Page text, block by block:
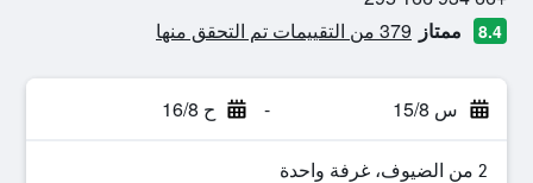
8.4 ممتاز 379 من التقييمات تم التحقق منها
س 15/8 - ح 16/8
2 من الضيوف، غرفة واحدة